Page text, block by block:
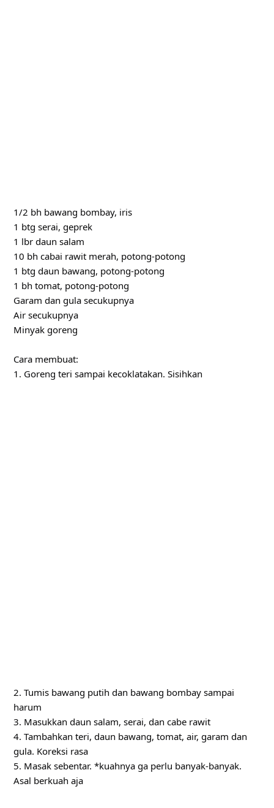
1/2 bh bawang bombay, iris
1 btg serai, geprek
1 lbr daun salam
10 bh cabai rawit merah, potong-potong
1 btg daun bawang, potong-potong
1 bh tomat, potong-potong
Garam dan gula secukupnya
Air secukupnya
Minyak goreng
Cara membuat:
1. Goreng teri sampai kecoklatakan. Sisihkan
2. Tumis bawang putih dan bawang bombay sampai
harum
3. Masukkan daun salam, serai, dan cabe rawit
4. Tambahkan teri, daun bawang, tomat, air, garam dan
gula. Koreksi rasa
5. Masak sebentar. *kuahnya ga perlu banyak-banyak.
Asal berkuah aja